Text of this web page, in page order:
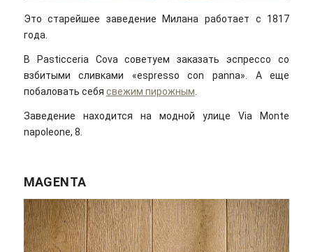
Это старейшее заведение Милана работает с 1817
года.
В Pasticceria Cova советуем заказать эспрессо со
взбитыми сливками «еspresso con panna». А еще
побаловать себя свежим пирожным
Заведение находится на модной улице Via Monte
napoleone, 8.
MAGENTA